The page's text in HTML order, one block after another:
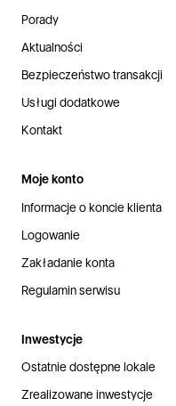
Porady
Aktualności
Bezpieczeństwo transakcji
Usługi dodatkowe
Kontakt
Moje konto
Informacje o koncie klienta
Logowanie
Zakładanie konta
Regulamin serwisu
Inwestycje
Ostatnie dostępne lokale
Zrealizowane inwestycje